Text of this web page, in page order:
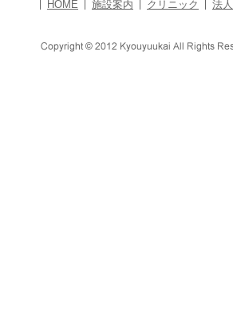
HOME 施設案内 クリニック 法